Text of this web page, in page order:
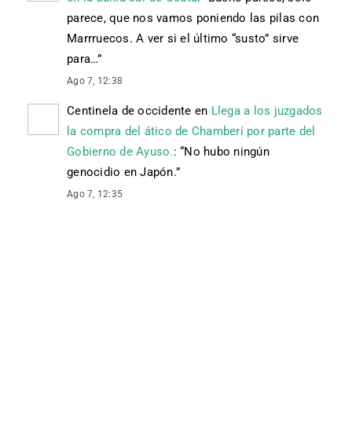
parece, que nos vamos poniendo las pilas con
Marrruecos. A ver si el último “susto” sirve
para…”
Ago 7, 12:38
Centinela de occidente en Llega a los juzgados
la compra del ático de Chamberí por parte del
Gobierno de Ayuso.: “No hubo ningún
genocidio en Japón.”
Ago 7, 12:35